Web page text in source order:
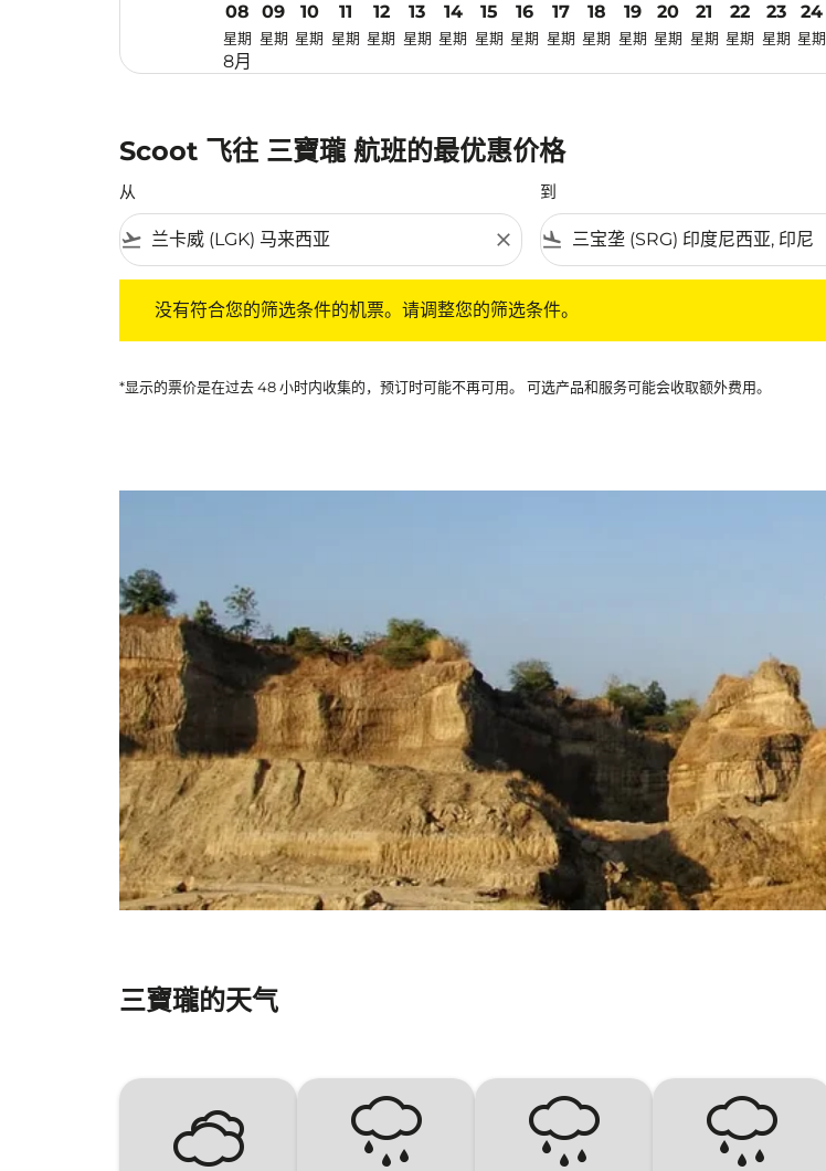
08
星期
8月
09
星期
10
星期
11
星期
12
星期
13
星期
14
星期
15
星期
16
星期
17
星期
18
星期
19
星期
20
星期
21
星期
22
星期
23
星期
24
星期
Scoot 飞往 三寶瓏 航班的最优惠价格
从
flight_takeoff close
到
flight_land
没有符合您的筛选条件的机票。请调整您的筛选条件。
*显示的票价是在过去 48 小时内收集的，预订时可能不再可用。 可选产品和服务可能会收取额外费用。
三寶瓏的天气